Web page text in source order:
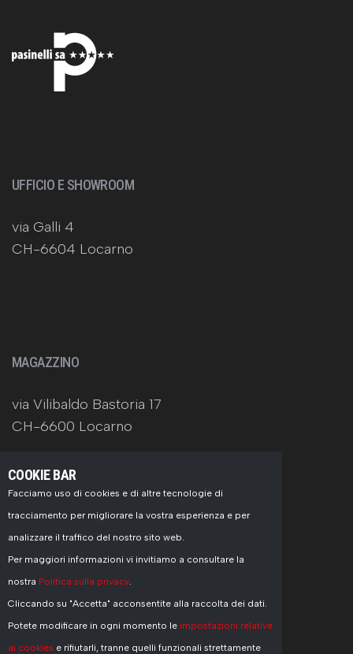
UFFICIO E SHOWROOM
via Galli 4
CH-6604 Locarno
MAGAZZINO
via Vilibaldo Bastoria 17
CH-6600 Locarno
CONTATTI
+41 91 751 77 55
info@pasinelli.ch
COOKIE BAR
Facciamo uso di cookies e di altre tecnologie di
tracciamento per migliorare la vostra esperienza e per
analizzare il traffico del nostro sito web.
Per maggiori informazioni vi invitiamo a consultare la
nostra Politica sulla privacy.
Cliccando su "Accetta" acconsentite alla raccolta dei dati.
Potete modificare in ogni momento le impostazioni relative
ai cookies e rifiutarli, tranne quelli funzionali strettamente